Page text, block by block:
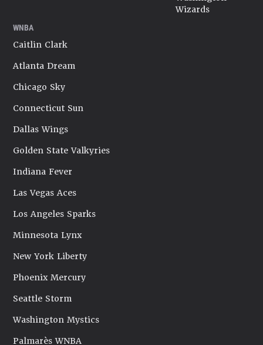
Wizards
WNBA
Caitlin Clark
Atlanta Dream
Chicago Sky
Connecticut Sun
Dallas Wings
Golden State Valkyries
Indiana Fever
Las Vegas Aces
Los Angeles Sparks
Minnesota Lynx
New York Liberty
Phoenix Mercury
Seattle Storm
Washington Mystics
Palmarès WNBA